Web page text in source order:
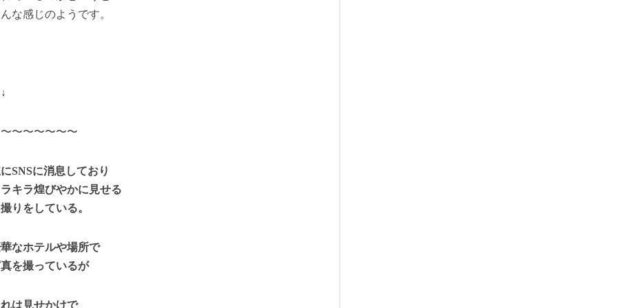
な感じのようです。
〜〜〜〜〜〜
SNSに消息しており
キラ煌びやかに見せる
りをしている。
なホテルや場所で
を撮っているが
は見せかけで